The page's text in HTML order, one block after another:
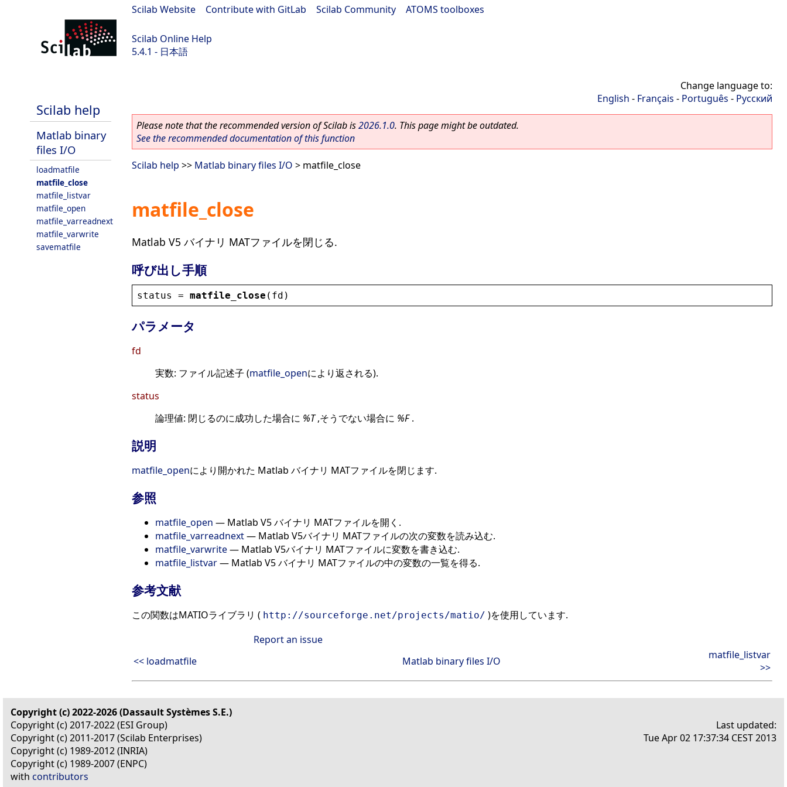
Scilab Website Contribute with GitLab Scilab Community ATOMS toolboxes
Scilab Online Help
5.4.1 - 日本語
Scilab help
Matlab binary
files I/O
loadmatfile
matfile_close
matfile_listvar
matfile_open
matfile_varreadnext
matfile_varwrite
savematfile
Change language to:
English - Français - Português - Русский
Please note that the recommended version of Scilab is2026.1.0. This page might be outdated.
See the recommended documentation of this function
Scilab help >> Matlab binary files I/O > matfile_close
matfile_close
Matlab V5 バイナリ MATファイルを閉じる.
呼び出し手順
status = matfile_close ( fd )
パラメータ
fd
実数: ファイル記述子 (matfile_openにより返される).
status
論理値: 閉じるのに成功した場合に %T,そうでない場合に %F.
説明
matfile_openにより開かれた Matlab バイナリ MATファイルを閉じます.
参照
matfile_open — Matlab V5 バイナリ MATファイルを開く.
matfile_varreadnext— Matlab V5バイナリ MATファイルの次の変数を読み込む.
matfile_varwrite— Matlab V5バイナリ MATファイルに変数を書き込む.
matfile_listvar— Matlab V5 バイナリ MATファイルの中の変数の一覧を得る.
参考文献
この関数はMATIOライブラリ ( http://sourceforge.net/projects/matio/ )を使用しています.
Report an issue
<< loadmatfile
Matlab binary files I/O
matfile_listvar
>>
Copyright (c) 2022-2026 (Dassault Systèmes S.E.)
Copyright (c) 2017-2022 (ESI Group)
Copyright (c) 2011-2017 (Scilab Enterprises)
Copyright (c) 1989-2012 (INRIA)
Copyright (c) 1989-2007 (ENPC)
with contributors
Last updated:
Tue Apr 02 17:37:34 CEST 2013